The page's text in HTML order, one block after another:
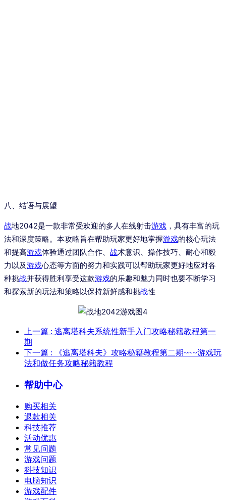
八、结语与展望
战地2042是一款非常受欢迎的多人在线射击游戏 ，具有丰富的玩
法和深度策略。本攻略旨在帮助玩家更好地掌握游戏的核心玩法
和提高游戏体验通过团队合作、 战术意识、操作技巧、耐心和毅
力以及游戏心态等方面的努力和实践可以帮助玩家更好地应对各
种挑战并获得胜利享受这款游戏的乐趣和魅力同时也要不断学习
和探索新的玩法和策略以保持新鲜感和挑战性
上一篇 : 逃离塔科夫系统性新手入门攻略秘籍教程第一
期
下一篇 : 《逃离塔科夫》攻略秘籍教程第二期~~~游戏玩
法和做任务攻略秘籍教程
帮助中心
购买相关
退款相关
科技推荐
活动优惠
常见问题
游戏问题
科技知识
电脑知识
游戏配件